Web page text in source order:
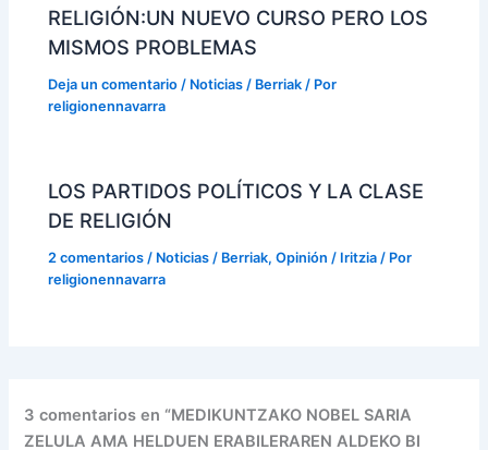
RELIGIÓN:UN NUEVO CURSO PERO LOS
MISMOS PROBLEMAS
Deja un comentario / Noticias / Berriak / Por
religionennavarra
LOS PARTIDOS POLÍTICOS Y LA CLASE
DE RELIGIÓN
2 comentarios / Noticias / Berriak,Opinión / Iritzia / Por
religionennavarra
3 comentarios en “MEDIKUNTZAKO NOBEL SARIA
ZELULA AMA HELDUEN ERABILERAREN ALDEKO BI